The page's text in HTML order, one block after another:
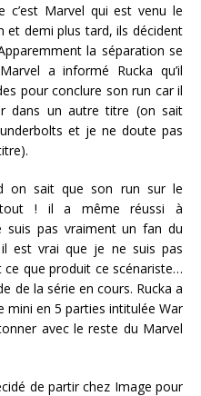
Marvel qui est venu le
et demi plus tard, ils décident
la séparation se
a informé Rucka qu’il
pour conclure son run car il
dans un autre titre (on sait
et je ne doute pas
on sait que son run sur le
! il a même réussi à
pas vraiment un fan du
est vrai que je ne suis pas
que produit ce scénariste…
de la série en cours. Rucka a
en 5 parties intitulée War
avec le reste du Marvel
de partir chez Image pour